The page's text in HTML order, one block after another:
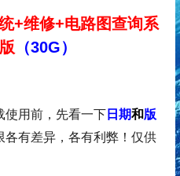
+维修+电路图查询系
（30G）
使用前，先看一下 日期和版
各有差异，各有利弊！仅供